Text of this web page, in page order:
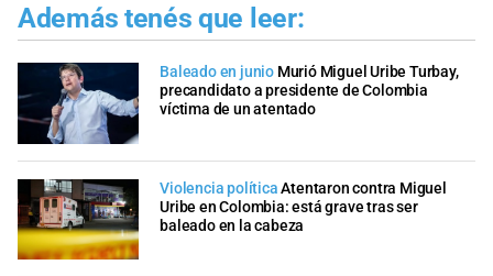
Además tenés que leer:
Baleado en junio Murió Miguel Uribe Turbay,
precandidato a presidente de Colombia
víctima de un atentado
Violencia política Atentaron contra Miguel
Uribe en Colombia: está grave tras ser
baleado en la cabeza